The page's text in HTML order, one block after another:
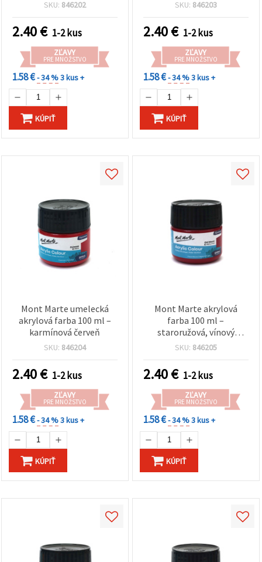
SKU: 846202
2.40€ 1-2 kus
ZĽAVY
PRE MNOŽSTVO
1.58 €- 34 %3 kus +
KÚPIŤ
SKU: 846203
2.40€ 1-2 kus
ZĽAVY
PRE MNOŽSTVO
1.58 €- 34 %3 kus +
KÚPIŤ
Mont Marte umelecká
akrylová farba 100 ml –
karmínová červeň
SKU: 846204
2.40€ 1-2 kus
ZĽAVY
PRE MNOŽSTVO
1.58 €- 34 %3 kus +
KÚPIŤ
Mont Marte akrylová
farba 100 ml –
staroružová, vínový
odtieň
SKU: 846205
2.40€ 1-2 kus
ZĽAVY
PRE MNOŽSTVO
1.58 €- 34 %3 kus +
KÚPIŤ